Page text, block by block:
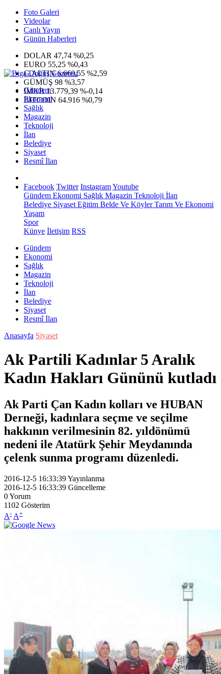
Foto Galeri
Videolar
Canlı Yayın
Günün Haberleri
DOLAR 47,74 %0,25
EURO 55,25 %0,43
G.ALTIN6.660,55 %2,59
GÜMÜŞ 98 %3,57
IMKB13.779,39 %-0,14
BITCOIN 64.916 %0,79
Gündem
Ekonomi
Sağlık
Magazin
Teknoloji
İlan
Belediye
Siyaset
Resmî İlan
Facebook Twitter InstagramYoutube
Gündem Ekonomi Sağlık Magazin Teknoloji İlan
Belediye Siyaset Eğitim Belde Ve KöylerTarım Ve Ekonomi
Yaşam
Spor
Künye İletişim RSS
Gündem
Ekonomi
Sağlık
Magazin
Teknoloji
İlan
Belediye
Siyaset
Resmî İlan
Anasayfa Siyaset
Ak Partili Kadınlar 5 Aralık
Kadın Hakları Gününü kutladı
Ak Parti Çan Kadın kolları ve HUBAN
Derneği, kadınlara seçme ve seçilme
hakkının verilmesinin 82. yıldönümü
nedeni ile Atatürk Şehir Meydanında
çelenk sunma programı düzenledi.
2016-12-5 16:33:39Yayınlanma
2016-12-5 16:33:39 Güncelleme
0Yorum
1102 Gösterim
A- A+